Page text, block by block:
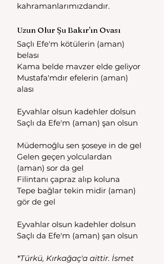
kahramanlarımızdandır.
Uzun Olur Şu Bakır'ın Ovası
Saçlı Efe'm kötülerin (aman)
belası
Kama belde mavzer elde geliyor
Mustafa'mdır efelerin (aman)
alası
Eyvahlar olsun kadehler dolsun
Saçlı da Efe'm (aman) şan olsun
Müdemoğlu sen şoseye in de gel
Gelen geçen yolculardan
(aman) sor da gel
Filintanı çapraz alıp koluna
Tepe bağlar tekin midir (aman)
gör de gel
Eyvahlar olsun kadehler dolsun
Saçlı da Efe'm (aman) şan olsun
*Türkü, Kırkağaç'a aittir. İsmet